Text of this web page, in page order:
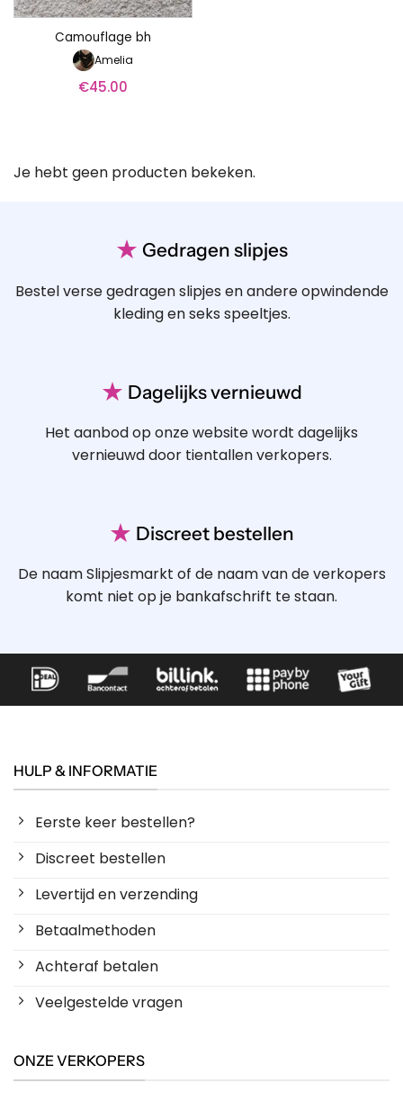
Camouflage bh
Amelia
€45.00
Je hebt geen producten bekeken.
★ Gedragen slipjes
Bestel verse gedragen slipjes en andere opwindende
kleding en seks speeltjes.
★ Dagelijks vernieuwd
Het aanbod op onze website wordt dagelijks
vernieuwd door tientallen verkopers.
★ Discreet bestellen
De naam Slipjesmarkt of de naam van de verkopers
komt niet op je bankafschrift te staan.
HULP & INFORMATIE
Eerste keer bestellen?
Discreet bestellen
Levertijd en verzending
Betaalmethoden
Achteraf betalen
Veelgestelde vragen
ONZE VERKOPERS